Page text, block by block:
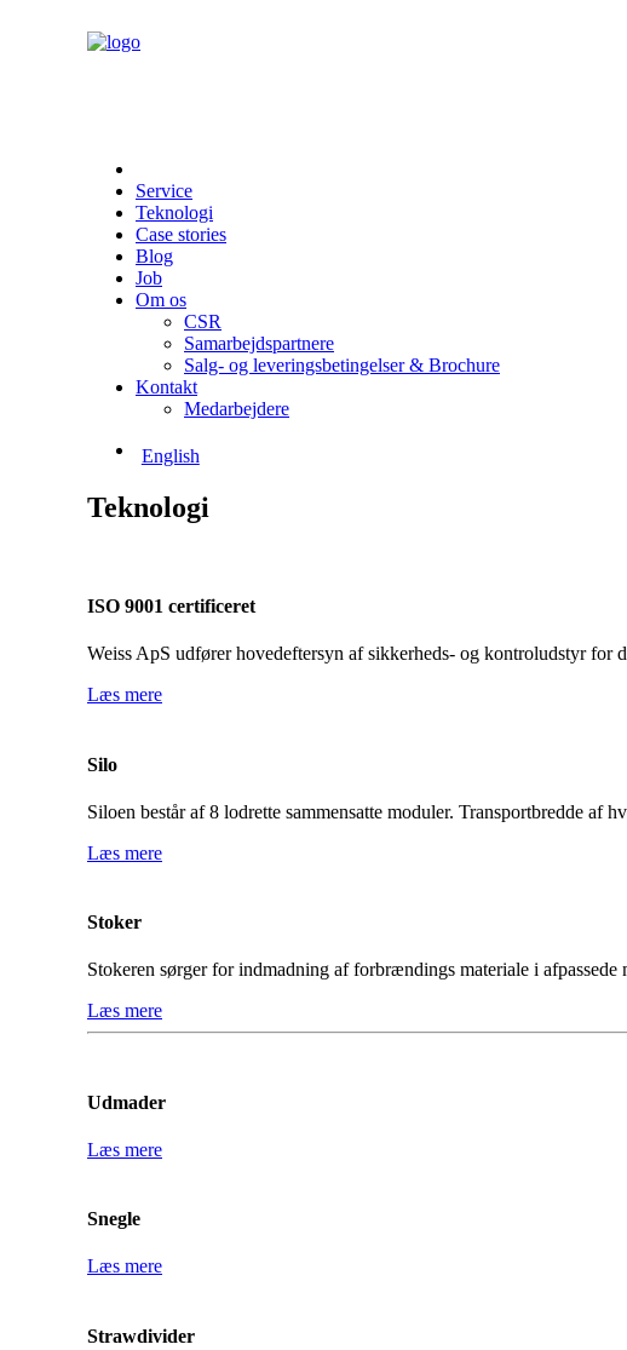
Service
Teknologi
Case stories
Blog
Job
Om os
CSR
Samarbejdspartnere
Salg- og leveringsbetingelser & Brochure
Kontakt
Medarbejdere
English
Teknologi
ISO 9001 certificeret
Weiss ApS udfører hovedeftersyn af sikkerheds- og kontroludstyr for
Læs mere
Silo
Siloen består af 8 lodrette sammensatte moduler. Transportbredde
Læs mere
Stoker
Stokeren sørger for indmadning af forbrændings materiale i afpassede
Læs mere
Udmader
Læs mere
Snegle
Læs mere
Strawdivider